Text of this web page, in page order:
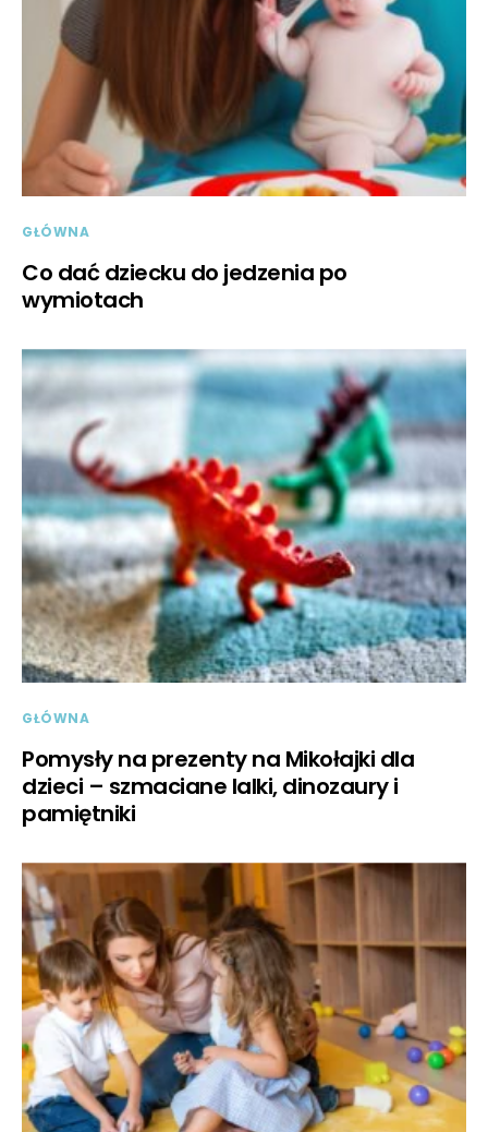
GŁÓWNA
Co dać dziecku do jedzenia po
wymiotach
GŁÓWNA
Pomysły na prezenty na Mikołajki dla
dzieci – szmaciane lalki, dinozaury i
pamiętniki